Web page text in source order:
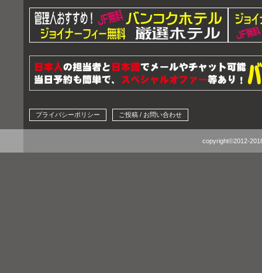
copyright©2012-
プライバシーポリシー ご投稿 / お問い合わせ